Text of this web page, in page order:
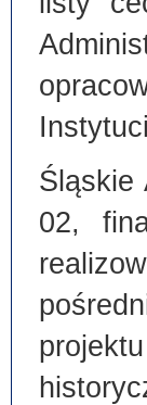
Śląskie
02,